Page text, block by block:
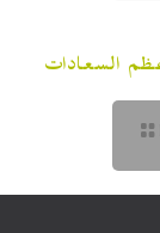
السعادات